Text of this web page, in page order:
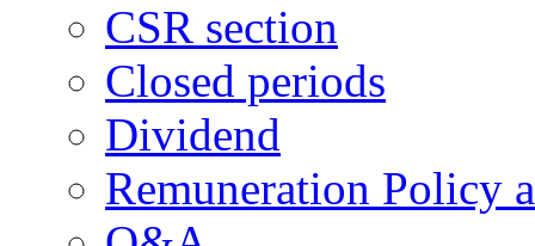
CSR section
Closed periods
Dividend
Remuneration Policy